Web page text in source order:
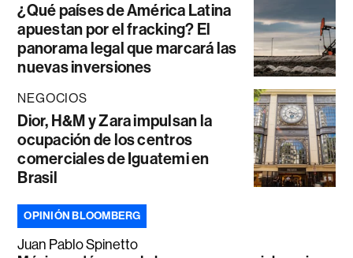
¿Qué países de América Latina
apuestan por el fracking? El
panorama legal que marcará las
nuevas inversiones
NEGOCIOS
Dior, H&M y Zara impulsan la
ocupación de los centros
comerciales de Iguatemi en
Brasil
OPINIÓN BLOOMBERG
Juan Pablo Spinetto